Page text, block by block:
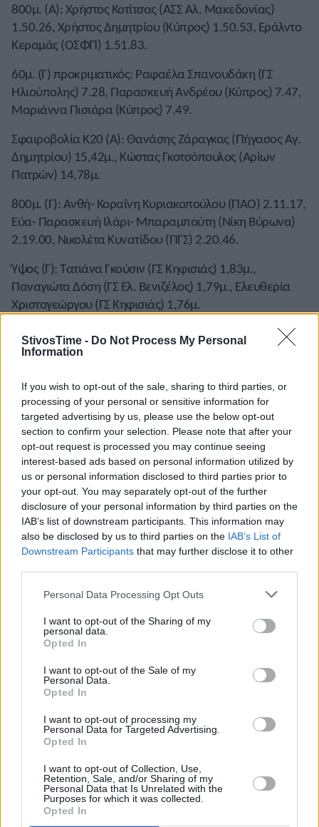
StivosTime - Do Not Process My Personal
Information
If you wish to opt-out of the sale, sharing to third parties, or
processing of your personal or sensitive information for
targeted advertising by us, please use the below opt-out
section to confirm your selection. Please note that after your
opt-out request is processed you may continue seeing
interest-based ads based on personal information utilized by
us or personal information disclosed to third parties prior to
your opt-out. You may separately opt-out of the further
disclosure of your personal information by third parties on the
IAB’s list of downstream participants. This information may
also be disclosed by us to third parties on the IAB’s List of
Downstream Participants that may further disclose it to other
Personal Data Processing Opt Outs
I want to opt-out of the Sharing of my
personal data.
Opted In
I want to opt-out of the Sale of my
Personal Data.
Opted In
I want to opt-out of processing my
Personal Data for Targeted Advertising.
Opted In
I want to opt-out of Collection, Use,
Retention, Sale, and/or Sharing of my
Personal Data that Is Unrelated with the
Purposes for which it was collected.
Opted In
800μ. (Α): Χρήστος Κοτίτσας (ΑΣΣ Αλ. Μακεδονίας)
1.50.26, Χρήστος Δημητρίου (Κύπρος) 1.50.53, Εράλντο
Κεραμάς (ΟΣΦΠ) 1.51.83.
60μ. (Γ) προκριματικός: Ραφαέλα Σπανουδάκη (ΓΣ
Ηλιούπολης) 7.28, Παρασκευή Ανδρέου (Κύπρος) 7.47,
Μαριάννα Πισιάρα (Κύπρος) 7.49.
Σφαιροβολία Κ20 (Α): Θανάσης Ζάραγκας (Πήγασος Αγ.
Δημητρίου) 15,42μ., Κώστας Γκοτσόπουλος (Αρίων
Πατρών) 14,78μ.
800μ. (Γ): Ανθή- Κοραΐνη Κυριακοπούλου (ΠΑΟ) 2.11.17,
Εύα- Παρασκευή Ιλάρι- Μπαραμπούτη (Νίκη Βύρωνα)
2.19.00, Νικολέτα Κυνατίδου (ΠΓΣ) 2.20.46.
Ύψος (Γ): Τατιάνα Γκούσιν (ΓΣ Κηφισιάς) 1,83μ.,
Παναγιώτα Δόση (ΓΣ Ελ. Βενιζέλος) 1,79μ., Ελευθερία
Χριστογεώργου (ΓΣ Κηφισιάς) 1,76μ.
300μ. (Α): Γιάννης Ντέτσικας (ΑΟ Ρόδου Ε.Μ. Σταματίου)
34.07, Σπύρος- Ηλίας Δουκατέλης (ΓΣ Κερκυραϊκός)
300μ. (Γ): Ανδριάνα Φέρρα (ΟΣΦΠ) 38.28, Άννα Κιάφα
(ΓΣ Κηφισιάς) 39.30, Ευαγγελία Λαμπόγλου (Άθλος
Κερατσινίου) 41.16.
Τριπλούν (Α): Δημήτρης Αυθίνος (ΓΣ Κηφισιάς) 14,93μ.,
Γιώργος Βασιλογιαννακόπουλος (ΓΣ Μεσσηνιακός)
14,31μ., Δημήτρης Μονόπωλης (ΓΣ Κηφισιάς) 13,90μ.
60μ. (Α): Κώστας Ζήκος (ΓΕΑ Τρικάλων) 6.74, Δημήτρης
Χρυσάφης (ΑΣΣ Αλ. Μακεδονίας) 6.80, Γιάννης
60μ. (Γ) τελικός: Ραφαέλα Σπανουδάκη (ΓΣ Ηλιούπολης)
Αναστασίου (ΠΑΟ) 7.48.
Κορυδαλλού) 11,32μ., Χριστίνα Ζάννη (Ερμής Ιλίου)
10,89μ., Μαργαρίτα Πυλαρινού (ΣΚΑ Χολαργού-
Σφαιροβολία (Γ): Μαρία Μαγκούλια (Καζώνης
(Κύπρος) 13,47μ., Ελεονώρα Τσόγκα (ΓΣ Κηφισιάς)
10,80μ.
3.000μ. (Α): Ματέους- Κριστόφ Ματζιάρ (ΑΟ Μυκόνου)